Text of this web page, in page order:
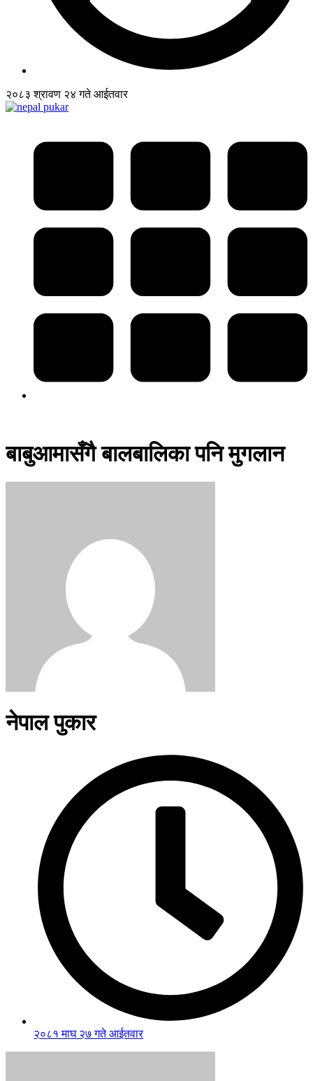
२०८३ श्रावण २४ गते आईतवार
बाबुआमासँगै बालबालिका पनि मुगलान
नेपाल पुकार
२०८१ माघ २७ गते आईतवार